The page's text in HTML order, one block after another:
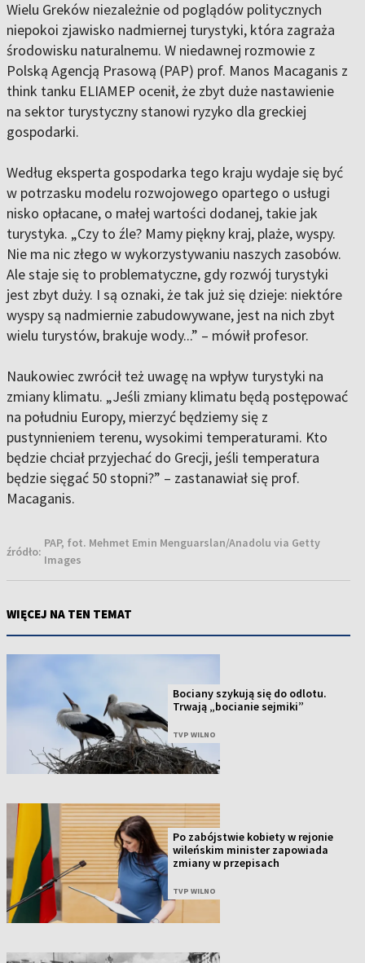
Wielu Greków niezależnie od poglądów politycznych
niepokoi zjawisko nadmiernej turystyki, która zagraża
środowisku naturalnemu. W niedawnej rozmowie z
Polską Agencją Prasową (PAP) prof. Manos Macaganis z
think tanku ELIAMEP ocenił, że zbyt duże nastawienie
na sektor turystyczny stanowi ryzyko dla greckiej
gospodarki.
Według eksperta gospodarka tego kraju wydaje się być
w potrzasku modelu rozwojowego opartego o usługi
nisko opłacane, o małej wartości dodanej, takie jak
turystyka. „Czy to źle? Mamy piękny kraj, plaże, wyspy.
Nie ma nic złego w wykorzystywaniu naszych zasobów.
Ale staje się to problematyczne, gdy rozwój turystyki
jest zbyt duży. I są oznaki, że tak już się dzieje: niektóre
wyspy są nadmiernie zabudowywane, jest na nich zbyt
wielu turystów, brakuje wody...” – mówił profesor.
Naukowiec zwrócił też uwagę na wpływ turystyki na
zmiany klimatu. „Jeśli zmiany klimatu będą postępować
na południu Europy, mierzyć będziemy się z
pustynnieniem terenu, wysokimi temperaturami. Kto
będzie chciał przyjechać do Grecji, jeśli temperatura
będzie sięgać 50 stopni?” – zastanawiał się prof.
Macaganis.
źródło:
PAP, fot. Mehmet Emin Menguarslan/Anadolu via Getty
Images
WIĘCEJ NA TEN TEMAT
Bociany szykują się do odlotu.
Trwają „bocianie sejmiki”
TVP WILNO
Po zabójstwie kobiety w rejonie
wileńskim minister zapowiada
zmiany w przepisach
TVP WILNO